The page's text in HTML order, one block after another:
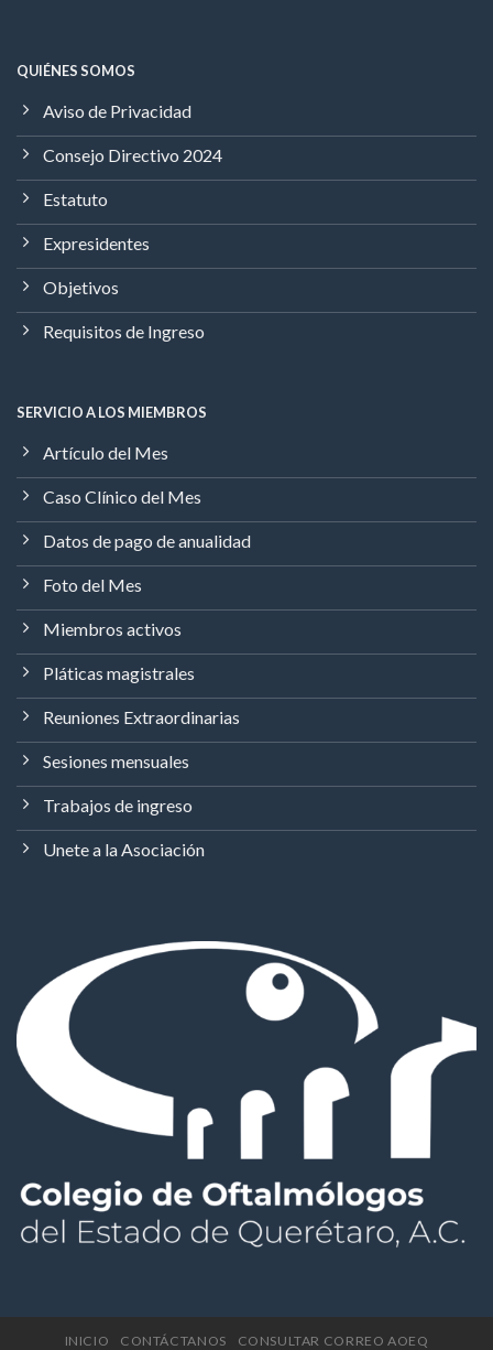
QUIÉNES SOMOS
Aviso de Privacidad
Consejo Directivo 2024
Estatuto
Expresidentes
Objetivos
Requisitos de Ingreso
SERVICIO A LOS MIEMBROS
Artículo del Mes
Caso Clínico del Mes
Datos de pago de anualidad
Foto del Mes
Miembros activos
Pláticas magistrales
Reuniones Extraordinarias
Sesiones mensuales
Trabajos de ingreso
Unete a la Asociación
INICIO CONTÁCTANOS CONSULTAR CORREO AOEQ